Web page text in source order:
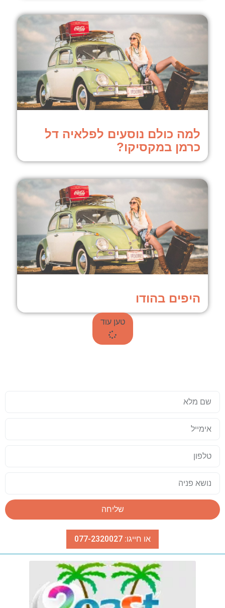
למה כולם נוסעים לפלאיה דל
כרמן במקסיקו?
היפים בהודו
טען עוד
שליחה
או חייגו: 077-2320027